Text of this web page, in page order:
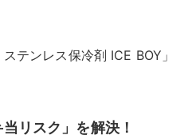
テンレス保冷剤 ICE BOY」
リスク」を解決！